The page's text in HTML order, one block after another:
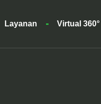
Layanan Virtual 360°